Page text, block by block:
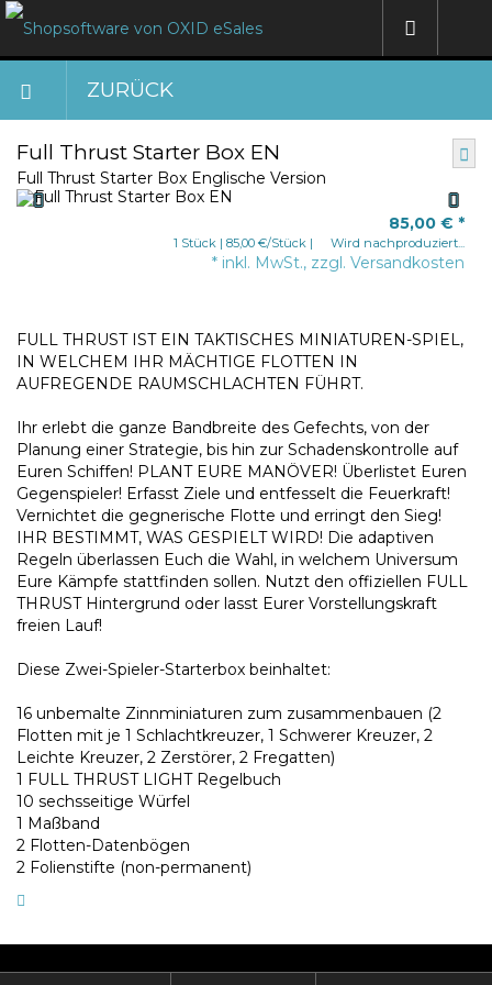
ZURÜCK
Full Thrust Starter Box EN
Full Thrust Starter Box Englische Version
85,00 € *
1 Stück | 85,00 €/Stück Wird nachproduziert...
* inkl. MwSt., zzgl. Versandkosten
FULL THRUST IST EIN TAKTISCHES MINIATUREN-SPIEL,
IN WELCHEM IHR MÄCHTIGE FLOTTEN IN
AUFREGENDE RAUMSCHLACHTEN FÜHRT.
Ihr erlebt die ganze Bandbreite des Gefechts, von der
Planung einer Strategie, bis hin zur Schadenskontrolle auf
Euren Schiffen! PLANT EURE MANÖVER! Überlistet Euren
Gegenspieler! Erfasst Ziele und entfesselt die Feuerkraft!
Vernichtet die gegnerische Flotte und erringt den Sieg!
IHR BESTIMMT, WAS GESPIELT WIRD! Die adaptiven
Regeln überlassen Euch die Wahl, in welchem Universum
Eure Kämpfe stattfinden sollen. Nutzt den offiziellen FULL
THRUST Hintergrund oder lasst Eurer Vorstellungskraft
freien Lauf!
Diese Zwei-Spieler-Starterbox beinhaltet:
16 unbemalte Zinnminiaturen zum zusammenbauen (2
Flotten mit je 1 Schlachtkreuzer, 1 Schwerer Kreuzer, 2
Leichte Kreuzer, 2 Zerstörer, 2 Fregatten)
1 FULL THRUST LIGHT Regelbuch
10 sechsseitige Würfel
1 Maßband
2 Flotten-Datenbögen
2 Folienstifte (non-permanent)